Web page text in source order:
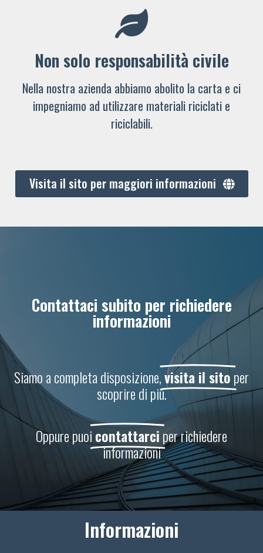
Non solo responsabilità civile
Nella nostra azienda abbiamo abolito la carta e ci
impegniamo ad utilizzare materiali riciclati e
riciclabili.
Visita il sito per maggiori informazioni
Contattaci subito per richiedere
informazioni
Siamo a completa disposizione,visita il sitoper
scoprire di più.
Oppure puoicontattarciper richiedere
informazioni
Informazioni